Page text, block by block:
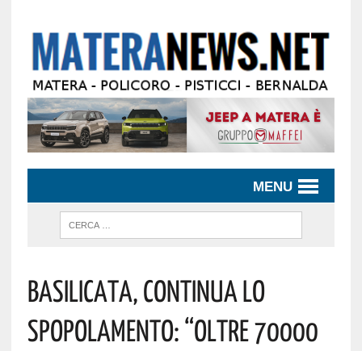
MENU
Basilicata, Continua Lo
Spopolamento: “oltre 70000